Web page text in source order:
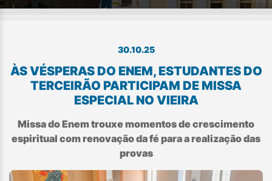
30.10.25
ÀS VÉSPERAS DO ENEM, ESTUDANTES DO
TERCEIRÃO PARTICIPAM DE MISSA
ESPECIAL NO VIEIRA
Missa do Enem trouxe momentos de crescimento
espiritual com renovação da fé para a realização das
provas